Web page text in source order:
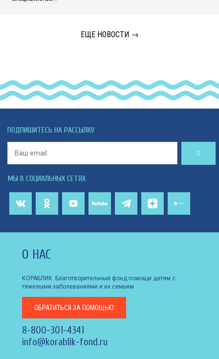
ЕЩЕ НОВОСТИ →
ПОДПИШИТЕСЬ НА РАССЫЛКУ
МЫ В СОЦИАЛЬНЫХ СЕТЯХ
О НАС
КОРАБЛИК. Благотворительный фонд помощи детям с
тяжелыми заболеваниями и их семьям
ОБРАТИТЬСЯ ЗА ПОМОЩЬЮ
8-800-301-4341
info@korablik-fond.ru